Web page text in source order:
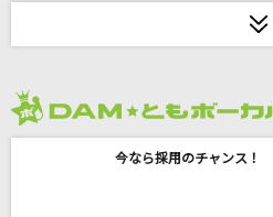
ONE OK ROCK
[生音]シュガーソングとビ
今なら採用のチャンス！